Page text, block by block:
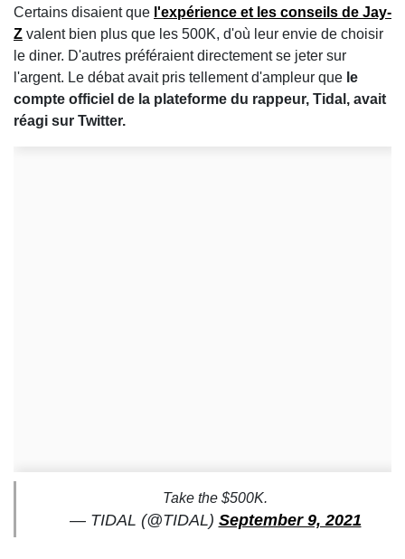
Certains disaient que l'expérience et les conseils de Jay-
Z valent bien plus que les 500K, d'où leur envie de choisir
le diner. D'autres préféraient directement se jeter sur
l'argent. Le débat avait pris tellement d'ampleur que le
compte officiel de la plateforme du rappeur, Tidal, avait
réagi sur Twitter.
Take the $500K.
— TIDAL (@TIDAL) September 9, 2021